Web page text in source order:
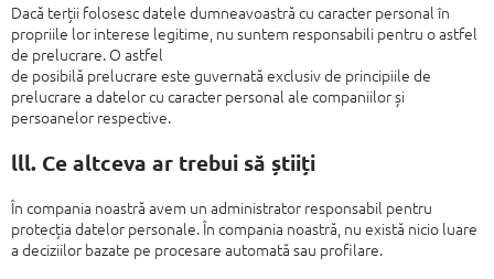
Dacă terții folosesc datele dumneavoastră cu caracter personal în
propriile lor interese legitime, nu suntem responsabili pentru o astfel
de prelucrare. O astfel
de posibilă prelucrare este guvernată exclusiv de principiile de
prelucrare a datelor cu caracter personal ale companiilor și
persoanelor respective.
lll. Ce altceva ar trebui să știiți
În compania noastră avem un administrator responsabil pentru
protecția datelor personale.În compania noastră, nu există nicio luare
a deciziilor bazate pe procesare automată sau profilare.